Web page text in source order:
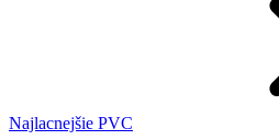
Najlacnejšie PVC